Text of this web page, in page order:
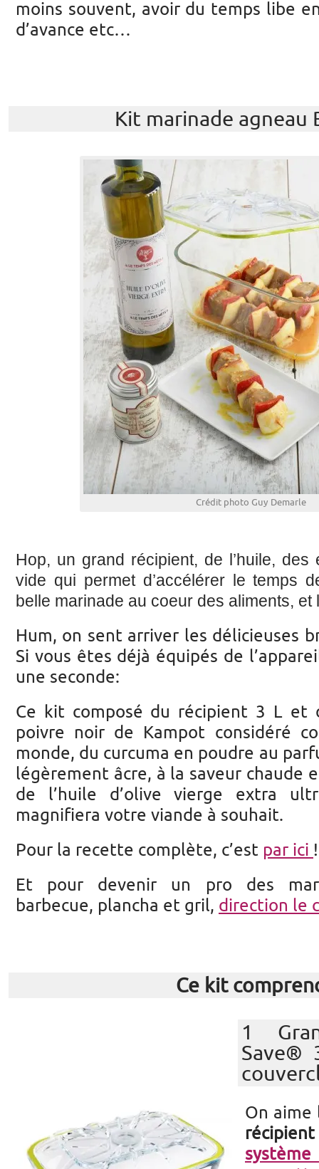
moins souvent, avoir du temps libe
d’avance etc…
Kit marinade agneau
Crédit photo Guy Demarle
Hop, un grand récipient, de l’huile,
vide qui permet d’accélérer le temps
belle marinade au coeur des aliments, et
Hum, on sent arriver les délicieuses
Si vous êtes déjà équipés de
une seconde:
Ce kit composé du récipient 3 L et
poivre noir de Kampot considéré
monde, du curcuma en poudre au
légèrement âcre, à la saveur chaude
de l’huile d’olive vierge extra
magnifiera votre viande à souhait.
Pour la recette complète, c’est par ici !
Et pour devenir un pro des
barbecue, plancha et gril, direction le
Ce kit
1
Save®
On
récipient